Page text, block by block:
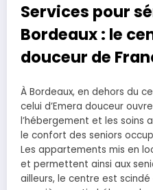
Services pour
Bordeaux : le
douceur de
À Bordeaux, en dehors du
celui d’Emera douceur
l’hébergement et les soins
le confort des seniors
Les appartements mis en
et permettent ainsi aux
ailleurs, le centre est